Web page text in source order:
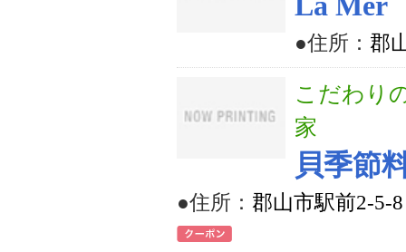
●住所： 郡
こだわり
家
貝季節
●住所： 郡山市駅前2-5-